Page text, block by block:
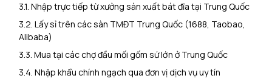
3.1. Nhập trực tiếp từ xưởng sản xuất bát đĩa tại Trung Quốc
3.2. Lấy sỉ trên các sàn TMĐT Trung Quốc (1688, Taobao,
Alibaba)
3.3. Mua tại các chợ đầu mối gốm sứ lớn ở Trung Quốc
3.4. Nhập khẩu chính ngạch qua đơn vị dịch vụ uy tín